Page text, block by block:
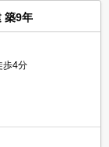
築9年
歩4分